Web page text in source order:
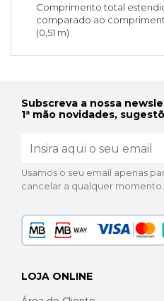
Comprimento total
comparado ao
(0,51 m)
Subscreva a nossa
1ª mão novidades,
Usamos o seu email apenas
cancelar a qualquer momento.
LOJA ONLINE